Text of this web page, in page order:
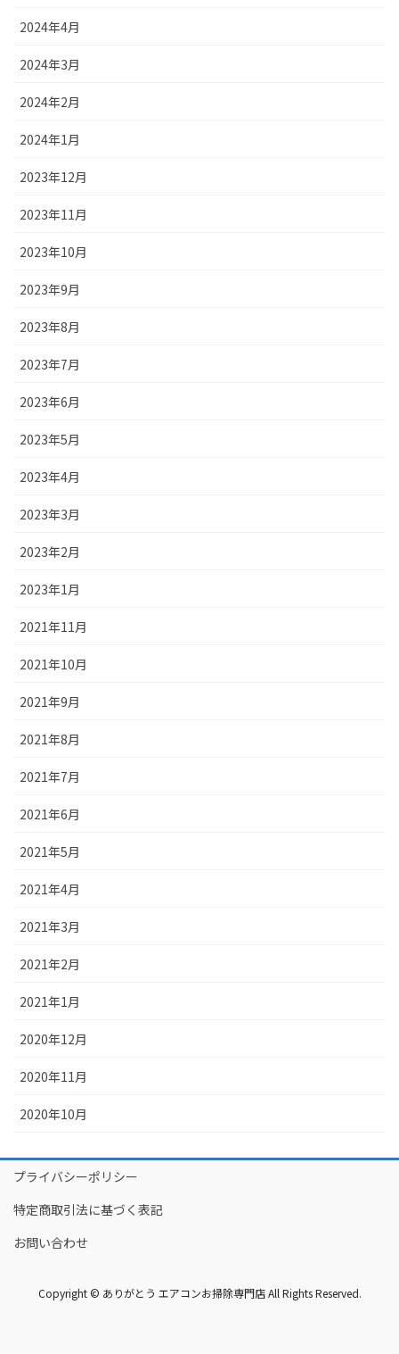
2024年4月
2024年3月
2024年2月
2024年1月
2023年12月
2023年11月
2023年10月
2023年9月
2023年8月
2023年7月
2023年6月
2023年5月
2023年4月
2023年3月
2023年2月
2023年1月
2021年11月
2021年10月
2021年9月
2021年8月
2021年7月
2021年6月
2021年5月
2021年4月
2021年3月
2021年2月
2021年1月
2020年12月
2020年11月
2020年10月
プライバシーポリシー
特定商取引法に基づく表記
お問い合わせ
Copyright © ありがとう エアコンお掃除専門店 All Rights Reserved.